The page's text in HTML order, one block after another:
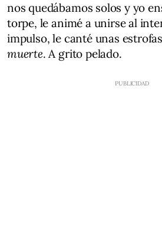
nos quedábamos solos y yo
torpe, le animé a unirse al
impulso, le canté unas
muerte. A grito pelado.